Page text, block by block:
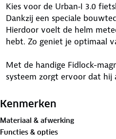
Kies voor de Urban‑I 3.0
Dankzij een speciale
Hierdoor voelt de helm
hebt. Zo geniet je optimaal
Met de handige Fidlock-
systeem zorgt ervoor dat
actieve rit kun je de zachte
Veiligheid en stijl gaan hand
Kenmerken
Materiaal & afwerking
Functies & opties